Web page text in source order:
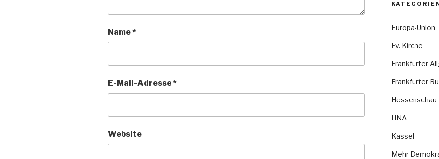
Name*
E-Mail-Adresse*
Website
KATEGORIEN
Europa-Union
Ev. Kirche
Frankfurter
Frankfurter
Hessenschau
HNA
Kassel
Mehr